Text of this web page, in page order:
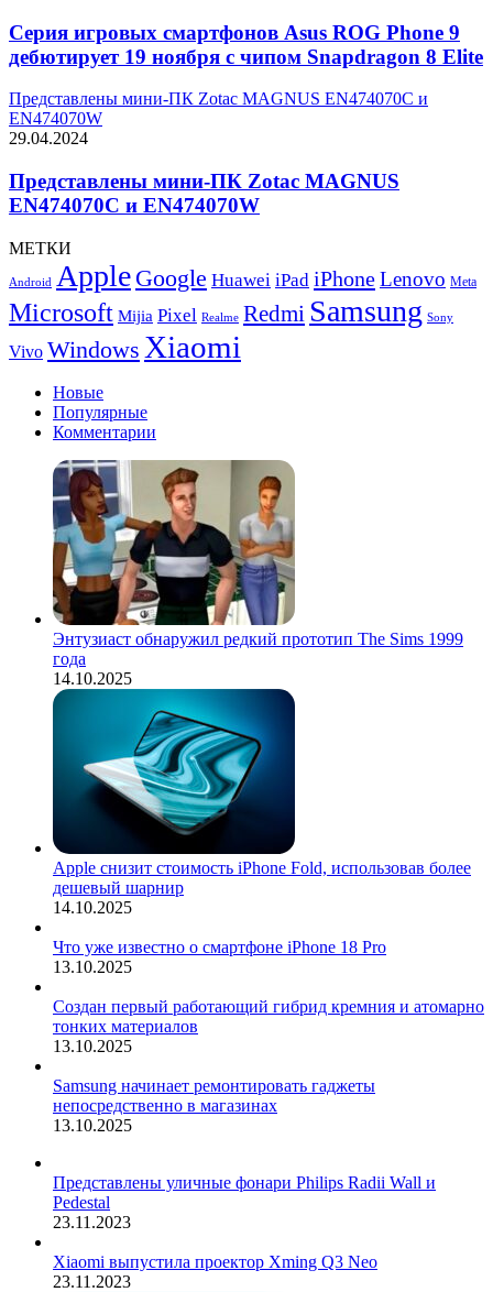
Серия игровых смартфонов Asus ROG Phone 9
дебютирует 19 ноября с чипом Snapdragon 8 Elite
Представлены мини-ПК Zotac MAGNUS EN474070C и
EN474070W
29.04.2024
Представлены мини-ПК Zotac MAGNUS
EN474070C и EN474070W
МЕТКИ
Android Apple Google Huawei iPad iPhoneLenovo Meta
Microsoft Mijia Pixel Realme Redmi Samsung Sony
Vivo Windows Xiaomi
Новые
Популярные
Комментарии
Энтузиаст обнаружил редкий прототип The Sims 1999
года
14.10.2025
Apple снизит стоимость iPhone Fold, использовав более
дешевый шарнир
14.10.2025
Что уже известно о смартфоне iPhone 18 Pro
13.10.2025
Создан первый работающий гибрид кремния и атомарно
тонких материалов
13.10.2025
Samsung начинает ремонтировать гаджеты
непосредственно в магазинах
13.10.2025
Представлены уличные фонари Philips Radii Wall и
Pedestal
23.11.2023
Xiaomi выпустила проектор Xming Q3 Neo
23.11.2023